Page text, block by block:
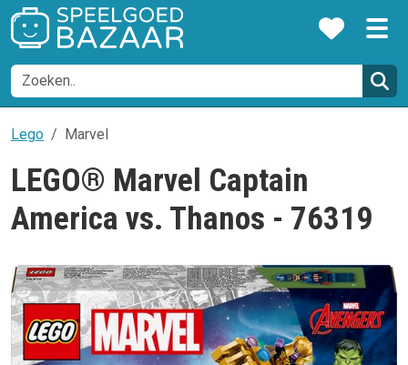
Lego Marvel
LEGO® Marvel Captain
America vs. Thanos - 76319